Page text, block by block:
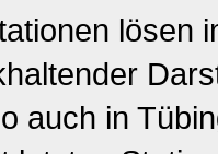
lösen
auch in